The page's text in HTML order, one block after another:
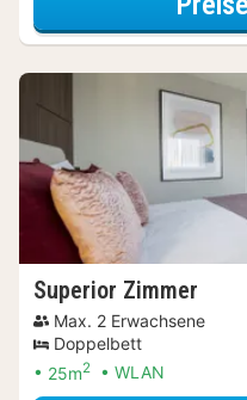
Superior Zimmer
Max. 2 Erwachsene
Doppelbett
25m2 WLAN